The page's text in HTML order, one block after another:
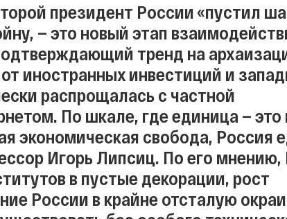
президент России «пустил
— это новый этап
тренд на
иностранных инвестиций и
распрощалась с частной
По шкале, где единица — это
экономическая свобода, Россия
Игорь Липсиц. По его
в пустые декорации, рост
России в крайне отсталую